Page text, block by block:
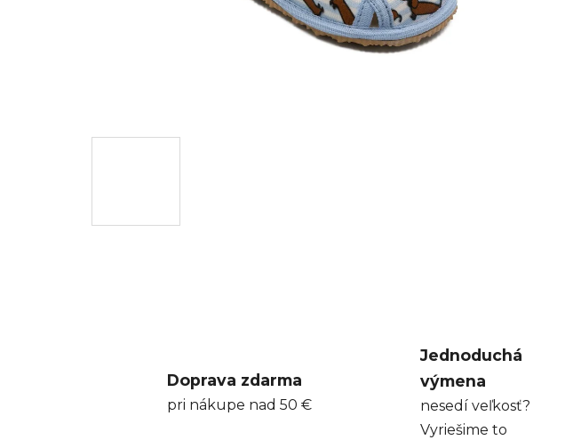
Doprava zdarma
pri nákupe nad 50 €
Jednoduchá
výmena
nesedí veľkosť?
Vyriešime to